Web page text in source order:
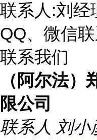
联系人:刘经
QQ、微信
联系我们
（阿尔法
限公司
联系人 刘小